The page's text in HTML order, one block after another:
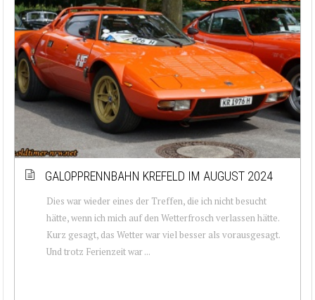
GALOPPRENNBAHN KREFELD IM AUGUST 2024
Dies war wieder eines der Treffen, die ich nicht besucht
hätte, wenn ich mich auf den Wetterfrosch verlassen hätte.
Kurz gesagt, das Wetter war viel besser als vorausgesagt.
Und trotz Ferienzeit war ...